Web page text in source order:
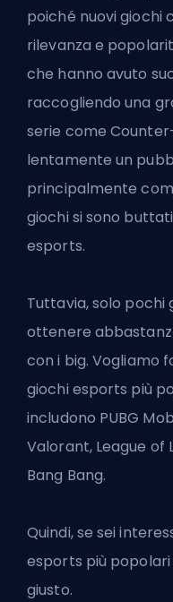
poiché nuovi giochi
rilevanza e
che hanno avuto
raccogliendo una
serie come
lentamente un
principalmente
giochi si sono
esports.
Tuttavia, solo pochi
ottenere
con i big. Vogliamo
giochi esports più
includono PUBG
Valorant, League of
Bang Bang.
Quindi, se sei
esports più popolari
giusto.